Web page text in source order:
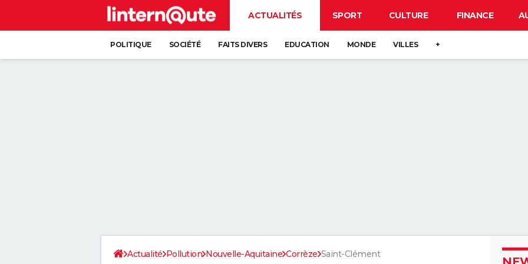
ACTUALITÉS SPORT CULTURE FINANCE
POLITIQUE SOCIÉTÉ FAITS DIVERS EDUCATION MONDE VILLES +
Actualité Pollution Nouvelle-Aquitaine Corrèze Saint-Clément